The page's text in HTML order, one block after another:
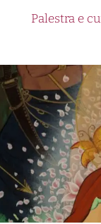
Palestra e